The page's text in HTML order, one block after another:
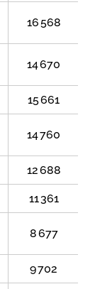
16 568
14 670
15 661
14 760
12 688
11 361
8 677
9 702